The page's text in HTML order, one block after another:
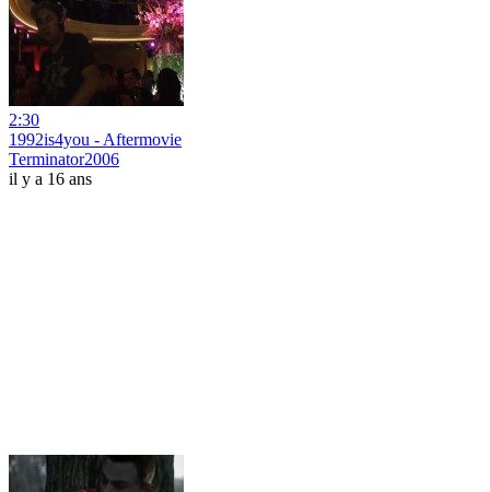
2:30
1992is4you - Aftermovie
Terminator2006
il y a 16 ans